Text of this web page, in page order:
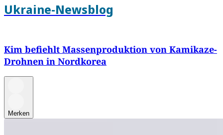
Ukraine-Newsblog
Kim befiehlt Massenproduktion von Kamikaze-
Drohnen in Nordkorea
Merken